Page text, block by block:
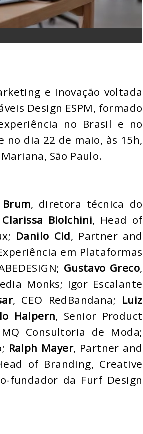
e Inovação voltada
Design ESPM, formado
no Brasil e no
no dia 22 de maio, às 15h,
São Paulo.
, diretora técnica do
Clarissa Biolchini, Head of
Danilo Cid, Partner and
em Plataformas
Gustavo Greco,
Monks; Igor Escalante
, CEO RedBandana; Luiz
Halpern, Senior Product
Consultoria de Moda;
Ralph Mayer, Partner and
of Branding, Creative
fundador da Furf Design